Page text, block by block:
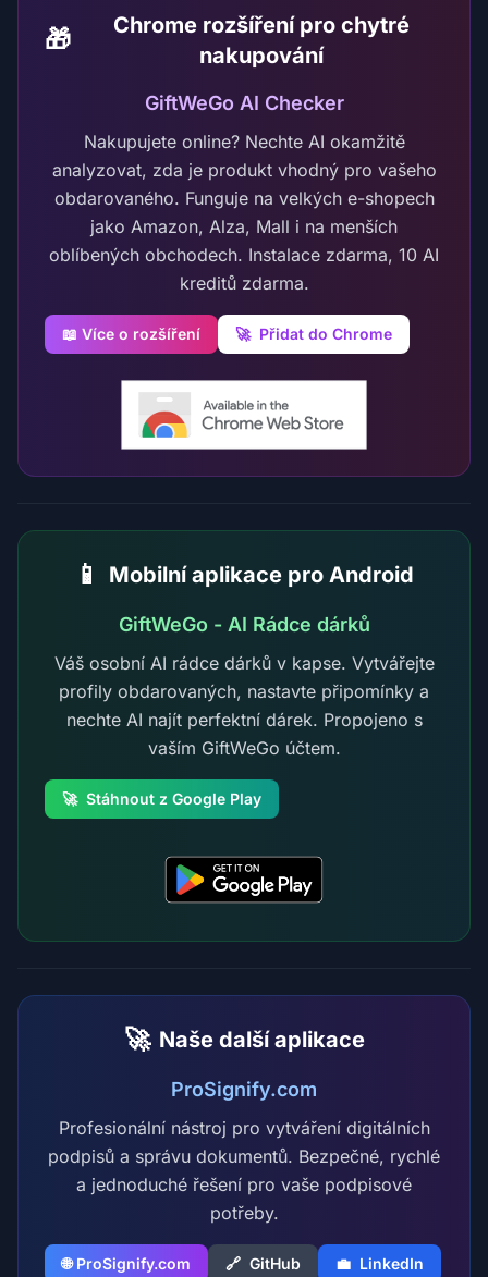
🎁
Chrome rozšíření pro chytré
nakupování
GiftWeGo AI Checker
Nakupujete online? Nechte AI okamžitě
analyzovat, zda je produkt vhodný pro vašeho
obdarovaného. Funguje na velkých e-shopech
jako Amazon, Alza, Mall i na menších
oblíbených obchodech. Instalace zdarma, 10 AI
kreditů zdarma.
📖 Více o rozšíření 🚀 Přidat do Chrome
📱 Mobilní aplikace pro Android
GiftWeGo - AI Rádce dárků
Váš osobní AI rádce dárků v kapse. Vytvářejte
profily obdarovaných, nastavte připomínky a
nechte AI najít perfektní dárek. Propojeno s
vaším GiftWeGo účtem.
🚀 Stáhnout z Google Play
🚀 Naše další aplikace
ProSignify.com
Profesionální nástroj pro vytváření digitálních
podpisů a správu dokumentů. Bezpečné, rychlé
a jednoduché řešení pro vaše podpisové
potřeby.
🌐 ProSignify.com 🔗 GitHub 💼 LinkedIn